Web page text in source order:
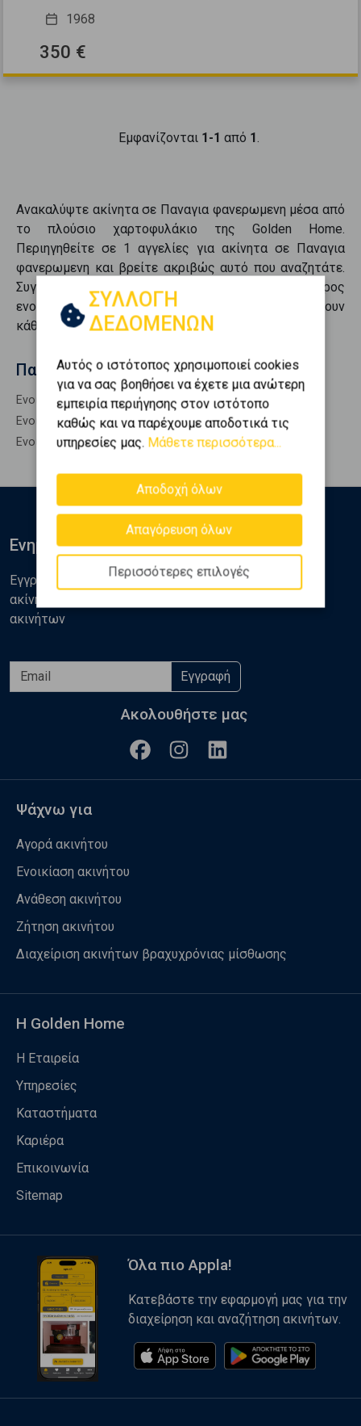
1968
350 €
Εμφανίζονται 1-1 από 1
Ανακαλύψτε ακίνητασε Παναγια φανερωμενη μέσα από
το πλούσιο χαρτοφυλάκιο της Golden Home.
Περιηγηθείτε σε 1 αγγελίες για ακίνητα σε Παναγια
φανερωμενη και βρείτε ακριβώς αυτό που αναζητάτε.
Συγκεντρώνουμε τις καλύτερες ευκαιρίες προς
ενοικίαση, προσφέροντάς σας επιλογές που καλύπτουν
κάθε ανάγκη.
Παρόμοιες αναζητήσεις
Ενοικίαση Κατοικίες ΠΑΝΑΓΙΑ ΦΑΝΕΡΩΜΕΝΗ
Ενοικίαση Επαγγελματικά ΠΑΝΑΓΙΑ ΦΑΝΕΡΩΜΕΝΗ
Ενοικίαση Οικόπεδα ΠΑΝΑΓΙΑ ΦΑΝΕΡΩΜΕΝΗ
ΣΥΛΛΟΓΗ
ΔΕΔΟΜΕΝΩΝ
Αυτός ο ιστότοπος χρησιμοποιεί cookies
για να σας βοηθήσει να έχετε μια ανώτερη
εμπειρία περιήγησης στον ιστότοπο
καθώς και να παρέχουμε αποδοτικά τις
υπηρεσίες μας. Μάθετε περισσότερα...
Αποδοχή όλων
Απαγόρευση όλων
Περισσότερες επιλογές
Ενημερωθείτε
Εγγραφείτε στο newsletter της Golden Home για νέα
ακίνητα, αναλύσεις και διάφορα θέματα της αγοράς
ακινήτων
Εγγραφή
Ακολουθήστε μας
Ψάχνω για
Αγορά ακινήτου
Ενοικίαση ακινήτου
Ανάθεση ακινήτου
Ζήτηση ακινήτου
Διαχείριση ακινήτων βραχυχρόνιας μίσθωσης
Η Golden Home
Η Εταιρεία
Υπηρεσίες
Καταστήματα
Καριέρα
Επικοινωνία
Sitemap
Όλα πιο Appla!
Κατεβάστε την εφαρμογή μας για την
διαχείρηση και αναζήτηση ακινήτων.